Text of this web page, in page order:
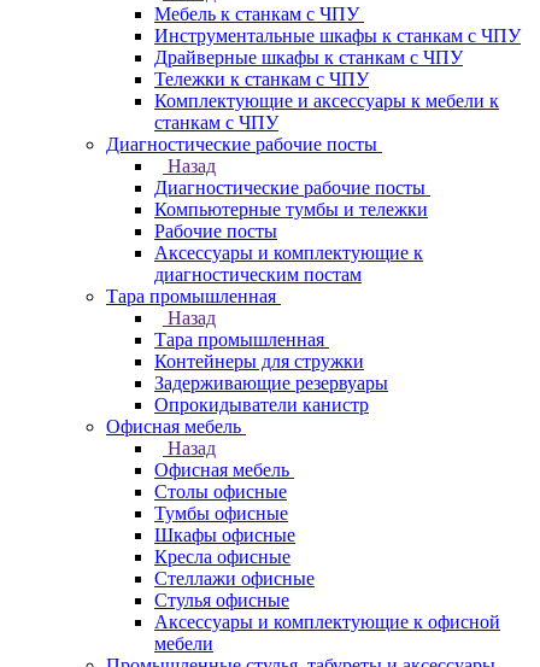
Мебель к станкам с ЧПУ
Инструментальные шкафы к станкам с ЧПУ
Драйверные шкафы к станкам с ЧПУ
Тележки к станкам с ЧПУ
Комплектующие и аксессуары к мебели к
станкам с ЧПУ
Диагностические рабочие посты
Назад
Диагностические рабочие посты
Компьютерные тумбы и тележки
Рабочие посты
Аксессуары и комплектующие к
диагностическим постам
Тара промышленная
Назад
Тара промышленная
Контейнеры для стружки
Задерживающие резервуары
Опрокидыватели канистр
Офисная мебель
Назад
Офисная мебель
Столы офисные
Тумбы офисные
Шкафы офисные
Кресла офисные
Стеллажи офисные
Стулья офисные
Аксессуары и комплектующие к офисной
мебели